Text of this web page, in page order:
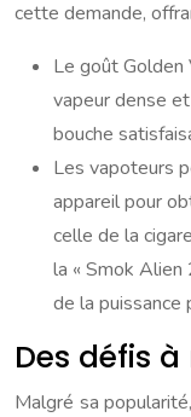
cette demande,
Le goût Golden
vapeur dense
bouche
Les vapoteurs
appareil pour
celle de la
la « Smok
de la puissance
Des défis
Malgré sa